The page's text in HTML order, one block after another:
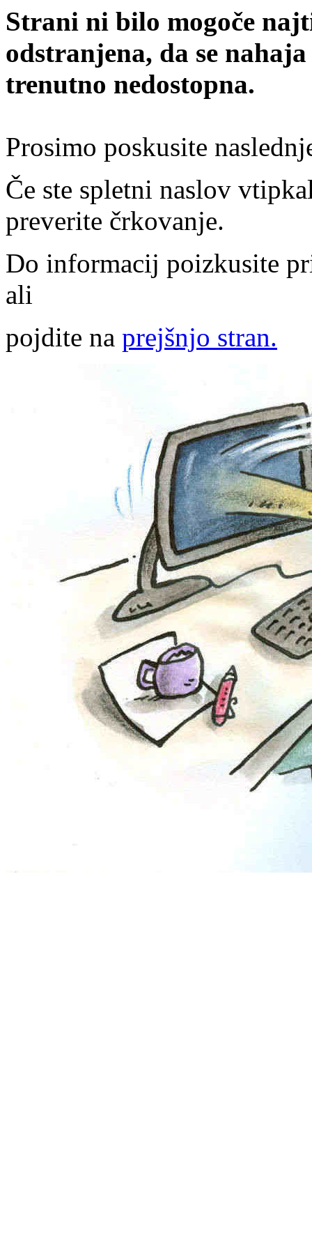
Strani ni bilo mogoče
odstranjena, da se
trenutno nedostopna.
Prosimo poskusite
Če ste spletni naslov
preverite črkovanje.
Do informacij poizkusite
ali
pojdite na prejšnjo stran.